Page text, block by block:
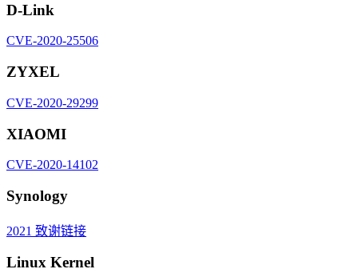
D-Link
CVE-2020-25506
ZYXEL
CVE-2020-29299
XIAOMI
CVE-2020-14102
Synology
2021 致谢链接
Linux Kernel